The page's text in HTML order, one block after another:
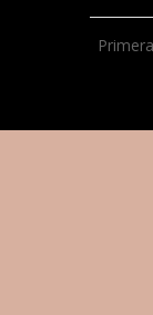
Primera